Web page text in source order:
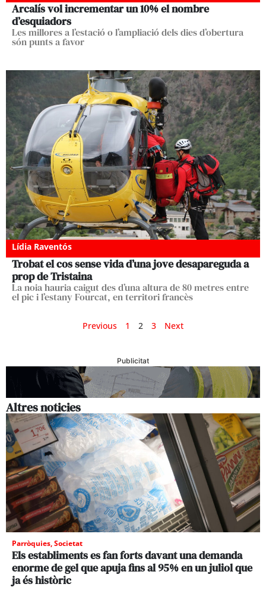
Arcalís vol incrementar un 10% el nombre
d’esquiadors
Les millores a l’estació o l’ampliació dels dies d’obertura
són punts a favor
Lídia Raventós
Trobat el cos sense vida d’una jove desapareguda a
prop de Tristaina
La noia hauria caigut des d’una altura de 80 metres entre
el pic i l’estany Fourcat, en territori francès
Previous 1 2 3 Next
Publicitat
Altres noticies
Parròquies,Societat
Els establiments es fan forts davant una demanda
enorme de gel que apuja fins al 95% en un juliol que
ja és històric